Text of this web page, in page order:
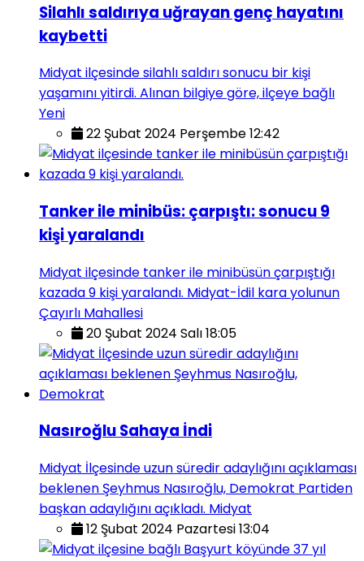
Silahlı saldırıya uğrayan genç hayatını
kaybetti
Midyat ilçesinde silahlı saldırı sonucu bir kişi
yaşamını yitirdi. Alınan bilgiye göre, ilçeye bağlı
Yeni
22 Şubat 2024 Perşembe 12:42
Tanker ile minibüs: çarpıştı: sonucu 9
kişi yaralandı
Midyat ilçesinde tanker ile minibüsün çarpıştığı
kazada 9 kişi yaralandı. Midyat-İdil kara yolunun
Çayırlı Mahallesi
20 Şubat 2024 Salı 18:05
Nasıroğlu Sahaya İndi
Midyat İlçesinde uzun süredir adaylığını açıklaması
beklenen Şeyhmus Nasıroğlu, Demokrat Partiden
başkan adaylığını açıkladı. Midyat
12 Şubat 2024 Pazartesi 13:04